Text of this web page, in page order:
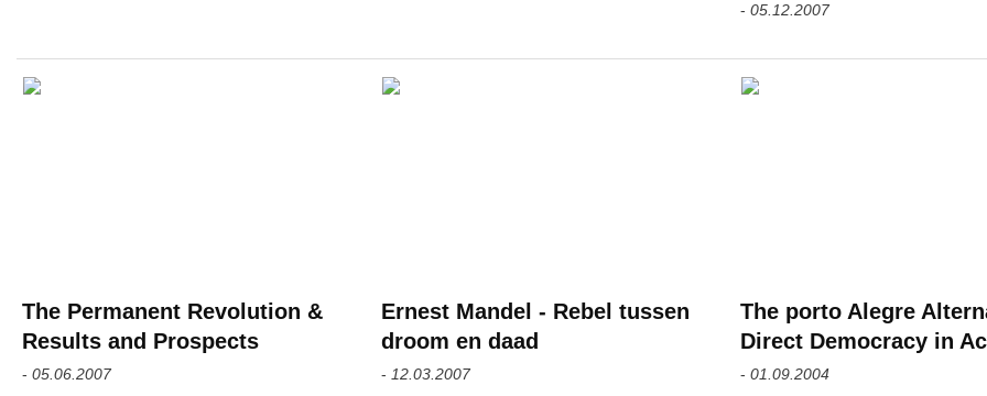
- 05.12.2007
The Permanent Revolution &
Results and Prospects
- 05.06.2007
Ernest Mandel - Rebel tussen
droom en daad
- 12.03.2007
The porto Alegre
Direct Democracy in
- 01.09.2004